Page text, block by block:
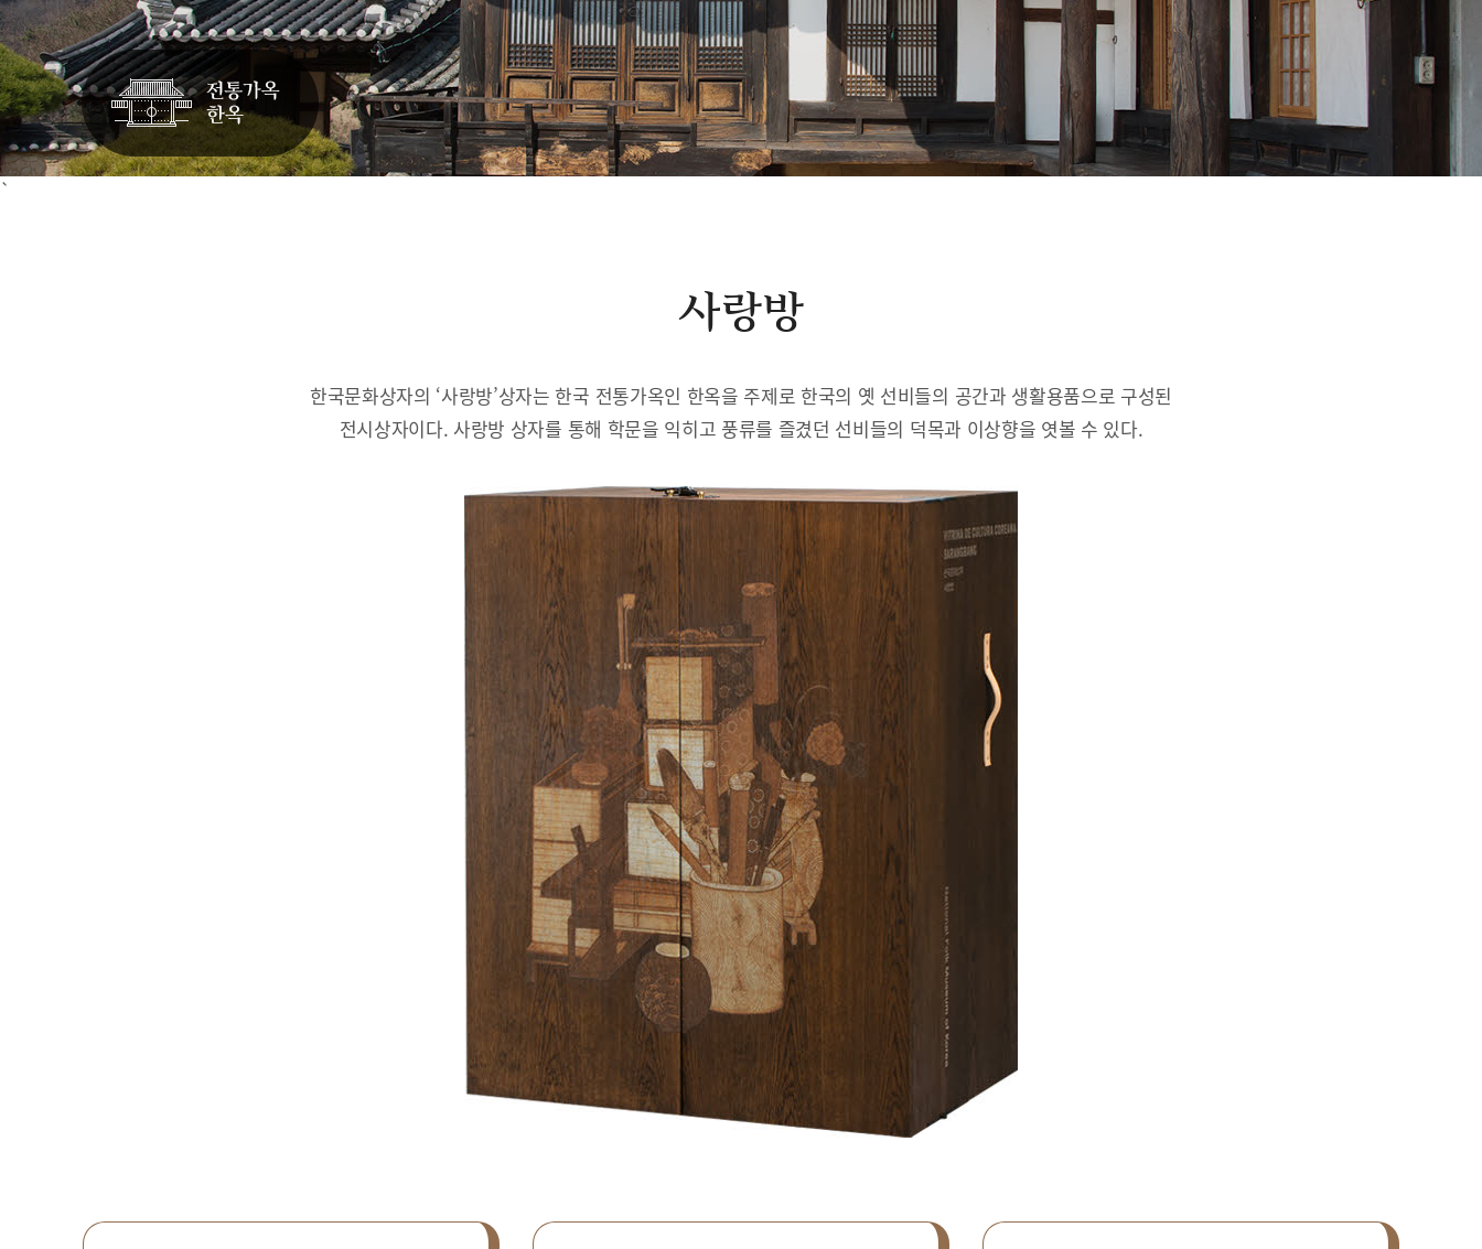
`
사랑방
한국문화상자의 ‘사랑방’상자는 한국 전통가옥인 한옥을 주제로 한국의 옛 선비들의 공간과 생활용품으로 구성된
전시상자이다. 사랑방 상자를 통해 학문을 익히고 풍류를 즐겼던 선비들의 덕목과 이상향을 엿볼 수 있다.